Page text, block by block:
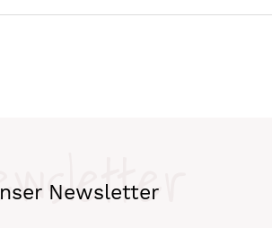
Newsletter